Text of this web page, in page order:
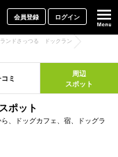
会員登録 ログイン
ンドさっつる ドックラン
ミ
周辺
スポット
ポット
、ドッグカフェ、宿、ドッグラ